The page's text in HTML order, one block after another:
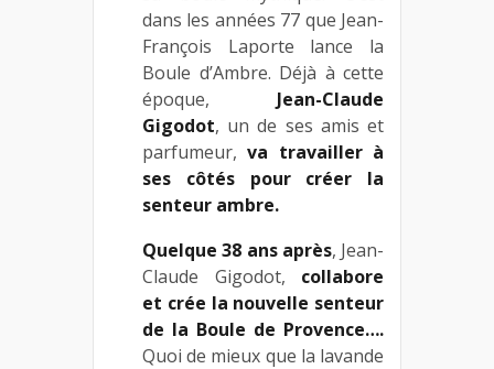
dans les années 77 que Jean-
François Laporte lance la
Boule d’Ambre. Déjà à cette
époque, Jean-Claude
Gigodot, un de ses amis et
parfumeur,va travailler à
ses côtés pour créer la
senteur ambre.
Quelque 38 ans après, Jean-
Claude Gigodot, collabore
et crée la nouvelle senteur
de la Boule de Provence….
Quoi de mieux que la lavande